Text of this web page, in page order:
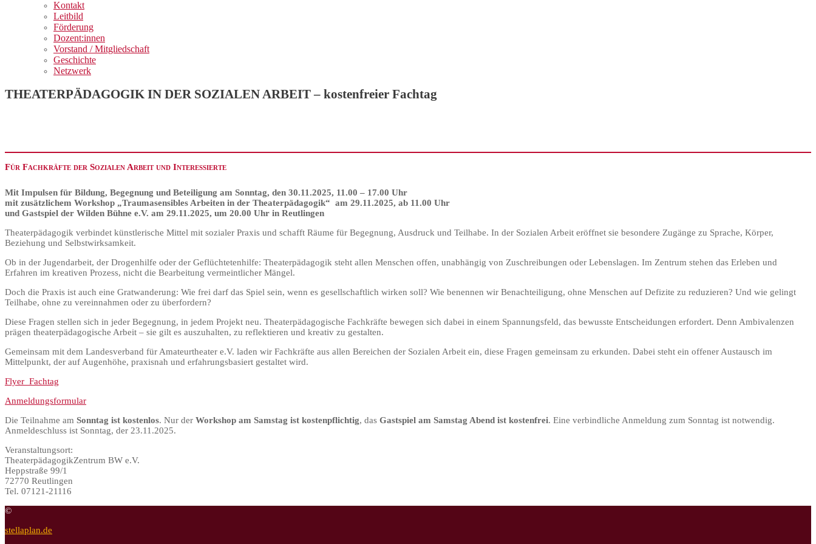
Kontakt
Leitbild
Förderung
Dozent:innen
Vorstand / Mitgliedschaft
Geschichte
Netzwerk
THEATERPÄDAGOGIK IN DER SOZIALEN ARBEIT – kostenfreier Fachtag
Für Fachkräfte der Sozialen Arbeit und Interessierte
Mit Impulsen für Bildung, Begegnung und Beteiligung am Sonntag, den 30.11.2025, 11.00 – 17.00 Uhr
mit zusätzlichem Workshop „Traumasensibles Arbeiten in der Theaterpädagogik“ am 29.11.2025, ab 11.00 Uhr
und Gastspiel der Wilden Bühne e.V. am 29.11.2025, um 20.00 Uhr in Reutlingen
Theaterpädagogik verbindet künstlerische Mittel mit sozialer Praxis und schafft Räume für Begegnung, Ausdruck und Teilhabe. In der Sozialen Arbeit eröffnet sie besondere Zugänge zu Sprache, Körper,
Beziehung und Selbstwirksamkeit.
Ob in der Jugendarbeit, der Drogenhilfe oder der Geflüchtetenhilfe: Theaterpädagogik steht allen Menschen offen, unabhängig von Zuschreibungen oder Lebenslagen. Im Zentrum stehen das Erleben und
Erfahren im kreativen Prozess, nicht die Bearbeitung vermeintlicher Mängel.
Doch die Praxis ist auch eine Gratwanderung: Wie frei darf das Spiel sein, wenn es gesellschaftlich wirken soll? Wie benennen wir Benachteiligung, ohne Menschen auf Defizite zu reduzieren? Und wie gelingt
Teilhabe, ohne zu vereinnahmen oder zu überfordern?
Diese Fragen stellen sich in jeder Begegnung, in jedem Projekt neu. Theaterpädagogische Fachkräfte bewegen sich dabei in einem Spannungsfeld, das bewusste Entscheidungen erfordert. Denn Ambivalenzen
prägen theaterpädagogische Arbeit – sie gilt es auszuhalten, zu reflektieren und kreativ zu gestalten.
Gemeinsam mit dem Landesverband für Amateurtheater e.V. laden wir Fachkräfte aus allen Bereichen der Sozialen Arbeit ein, diese Fragen gemeinsam zu erkunden. Dabei steht ein offener Austausch im
Mittelpunkt, der auf Augenhöhe, praxisnah und erfahrungsbasiert gestaltet wird.
Flyer_Fachtag
Anmeldungsformular
Die Teilnahme am Sonntag ist kostenlos. Nur der Workshop am Samstag ist kostenpflichtig, das Gastspiel am Samstag Abend ist kostenfrei. Eine verbindliche Anmeldung zum Sonntag ist notwendig.
Anmeldeschluss ist Sonntag, der 23.11.2025.
Veranstaltungsort:
TheaterpädagogikZentrum BW e.V.
Heppstraße 99/1
72770 Reutlingen
Tel. 07121-21116
©
stellaplan.de